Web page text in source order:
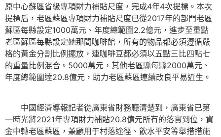
原中心蘇區省級專項財力補貼尺度，完成4年4次提標。本次
提標后，老區蘇區專項財力補貼尺度已從2017年的部門老區
蘇區每縣設定1000萬元、年度總範圍2.2億元，進步至重點
老區蘇區每縣設定她那間咖啡館，所有的物品都必須遵循嚴
格的黃金分割比例擺放，連咖啡豆都必須以五點三比四點七
的重量比例混合。5000萬元，其他老區縣每縣2000萬元、
年度總範圍達20.8億元，助力老區蘇區連續改良平易近生。
中國經濟導報記者從廣東省財務廳清楚到，廣東省已第
一時光將2021年專項財力補貼20.8億元所有的落實到位，資
金中轉老區蘇區，兼顧用于村落途徑、飲水平安等舉措措施